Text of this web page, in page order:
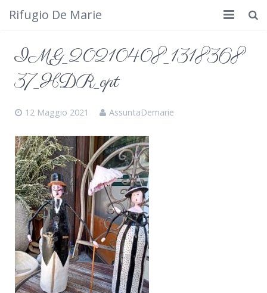
Rifugio De Marie
Dove siamo
Calendario
Foto
Cimbergo da vedere
Contatti
IMG_20210408_1318368
37_HDR_opt
12 Maggio 2021 AssuntaDemarie